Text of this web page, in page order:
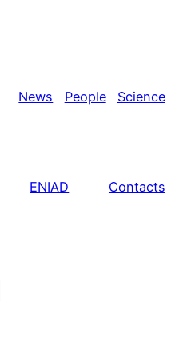
News People Science
ENIAD Contacts